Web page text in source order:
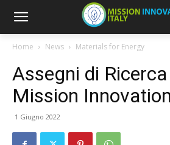
Home News Materials for Energy
Assegni di
Mission
1 Giugno 2022